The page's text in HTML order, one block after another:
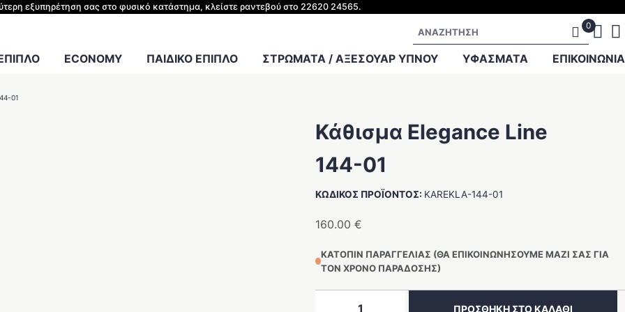
εξυπηρέτηση σας στο φυσικό κατάστημα, κλείστε ραντεβού στο 22620 24565.
Αναζήτηση
ECONOMY ΠΑΙΔΙΚΟ ΕΠΙΠΛΟ ΣΤΡΩΜΑΤΑ / ΑΞΕΣΟΥΑΡ ΥΠΝΟΥ
ΚΡΕΒΑΤΙΟΥ
ΥΦΑΣΜΑΤΑ ΕΠΙΚΟΙΝΩΝΊΑ
01
Κάθισμα Elegance Line
144-01
ΚΩΔΙΚΌΣ ΠΡΟΪΌΝΤΟΣ: KAREKLA-144-01
160.00€
ΚΑΤΌΠΙΝ ΠΑΡΑΓΓΕΛΊΑΣ (ΘΑ ΕΠΙΚΟΙΝΩΝΉΣΟΥΜΕ ΜΑΖΊ ΣΑΣ ΓΙΑ
ΤΟΝ ΧΡΌΝΟ ΠΑΡΆΔΟΣΗΣ)
ΠΡΟΣΘΉΚΗ ΣΤΟ ΚΑΛΆΘΙ